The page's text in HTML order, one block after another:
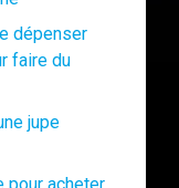
dépenser
faire du
jupe